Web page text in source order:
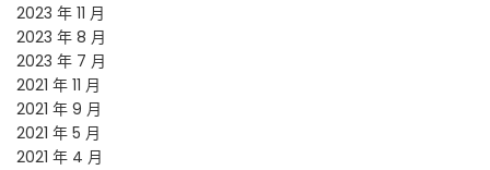
2023 年 11 月
2023 年 8 月
2023 年 7 月
2021 年 11 月
2021 年 9 月
2021 年 5 月
2021 年 4 月